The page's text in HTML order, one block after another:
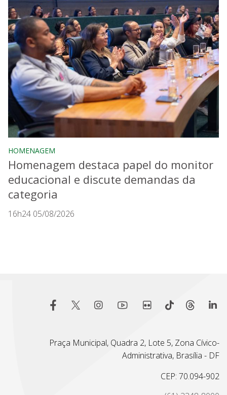
HOMENAGEM
Homenagem destaca papel do monitor
educacional e discute demandas da
categoria
16h24 05/08/2026
Praça Municipal, Quadra 2, Lote 5, Zona Cívico-
Administrativa, Brasília - DF
CEP: 70.094-902